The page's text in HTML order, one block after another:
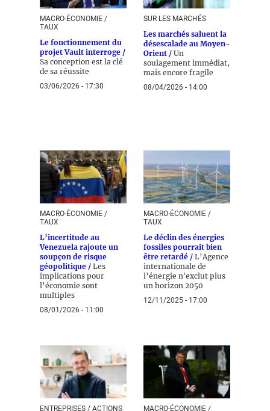
MACRO-ÉCONOMIE /
TAUX
Le fonctionnement du
projet Vault interroge /
Sa conception est la clé
de sa réussite
03/06/2026 - 17:30
SUR LES MARCHÉS
Les marchés saluent la
désescalade au Moyen-
Orient / Un
soulagement immédiat,
mais encore fragile
08/04/2026 - 14:00
MACRO-ÉCONOMIE /
TAUX
L’incertitude au
Venezuela rajoute un
soupçon de risque
géopolitique / Les
implications pour
l’économie sont
multiples
08/01/2026 - 11:00
MACRO-ÉCONOMIE /
TAUX
Le déclin des énergies
fossiles pourrait bien
être retardé / L’Agence
internationale de
l’énergie n'exclut plus
un horizon 2050
12/11/2025 - 17:00
ENTREPRISES / ACTIONS
MACRO-ÉCONOMIE /